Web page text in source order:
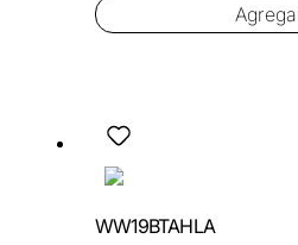
WW19BTAHLA